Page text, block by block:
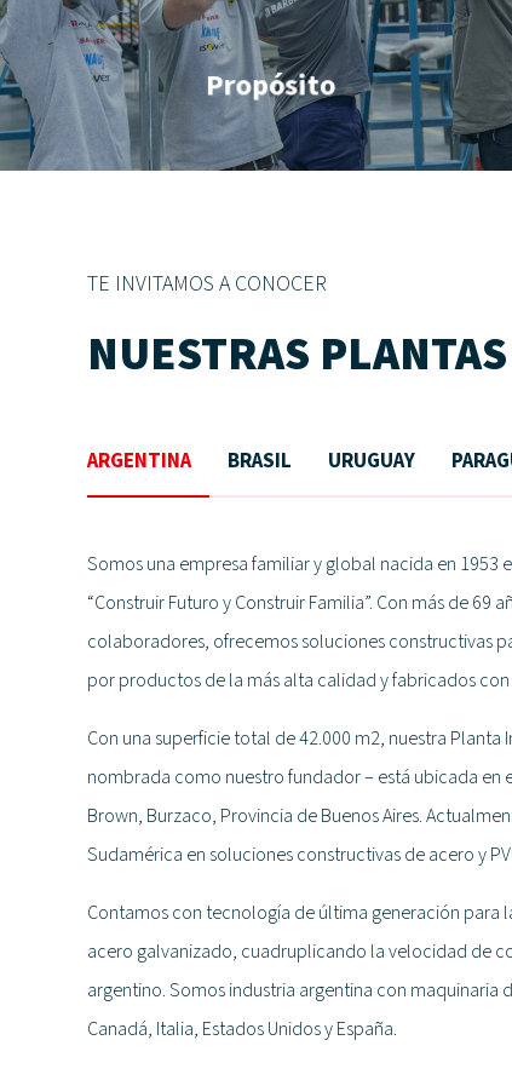
Propósito
TE INVITAMOS A CONOCER
NUESTRAS
ARGENTINA BRASIL URUGUAY
Somos una empresa familiar y global nacida en 1953
“Construir Futuro y Construir Familia”. Con más de 69
colaboradores, ofrecemos soluciones constructivas
por productos de la más alta calidad y fabricados
Con una superficie total de 42.000 m2, nuestra Planta
nombrada como nuestro fundador – está ubicada en
Brown, Burzaco, Provincia de Buenos Aires.
Sudamérica en soluciones constructivas de acero y
Contamos con tecnología de última generación para
acero galvanizado, cuadruplicando la velocidad de
argentino. Somos industria argentina con maquinaria
Canadá, Italia, Estados Unidos y España.